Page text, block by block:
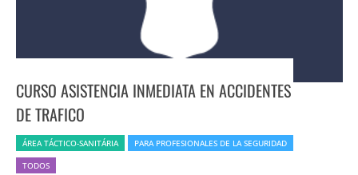
CURSO ASISTENCIA INMEDIATA EN ACCIDENTES
DE TRAFICO
ÁREA TÁCTICO-SANITÁRIA
PARA PROFESIONALES DE LA SEGURIDAD
TODOS